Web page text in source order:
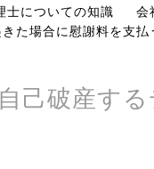
士についての知識
会
た場合に慰謝料を支払
己破産す